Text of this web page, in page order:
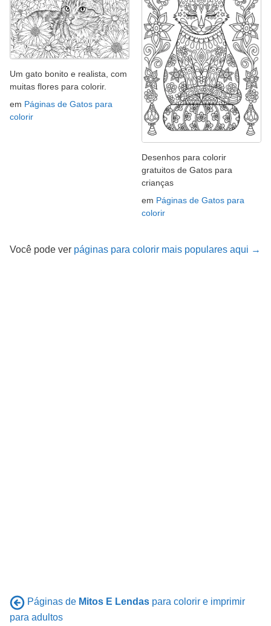
Um gato bonito e realista, com
muitas flores para colorir.
em Páginas de Gatos para
colorir
Desenhos para colorir
gratuitos de Gatos para
crianças
em Páginas de Gatos para
colorir
Você pode ver páginas para colorir mais populares aqui →
Páginas de Mitos E Lendas para colorir e imprimir
para adultos